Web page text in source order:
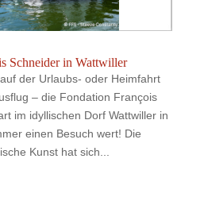
Schneider in Wattwiller
der Urlaubs- oder Heimfahrt
– die Fondation François
im idyllischen Dorf Wattwiller in
einen Besuch wert! Die
Kunst hat sich...